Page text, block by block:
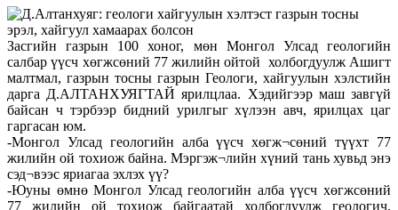
Засгийн газрын 100 хоног, мөн Монгол Улсад геологийн
салбар үүсч хөгжсөний 77 жилийн ойтой холбогдуулж Ашигт
малтмал, газрын тосны газрын Геологи, хайгуулын хэлстийн
дарга Д.АЛТАНХУЯГТАЙ ярилцлаа. Хэдийгээр маш завгүй
байсан ч тэрбээр бидний урилгыг хүлээн авч, ярилцах цаг
гаргасан юм.
-Монгол Улсад геологийн алба үүсч хөгж¬сөний түүхт 77
жилийн ой тохиож байна. Мэргэж¬лийн хүний тань хувьд энэ
сэд¬вээс яриагаа эхлэх үү?
-Юуны өмнө Монгол Улсад геологийн алба үүсч хөгжсөний
77 жилийн ой тохиож байгаатай холбогдуулж геологич,